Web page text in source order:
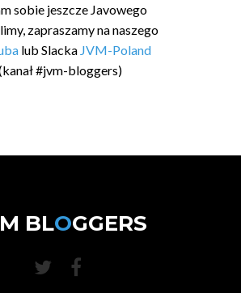
sobie jeszcze Javowego
zapraszamy na naszego
lub Slacka JVM-Poland
#jvm-bloggers)
BLOGGERS